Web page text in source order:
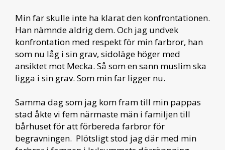
Min far skulle inte ha klarat den konfrontationen.
Han nämnde aldrig dem. Och jag undvek
konfrontation med respekt för min farbror, han
som nu låg i sin grav, sidoläge höger med
ansiktet mot Mecka. Så som en sann muslim ska
ligga i sin grav. Som min far ligger nu.
Samma dag som jag kom fram till min pappas
stad åkte vi fem närmaste män i familjen till
bårhuset för att förbereda farbror för
begravningen. Plötsligt stod jag där med min